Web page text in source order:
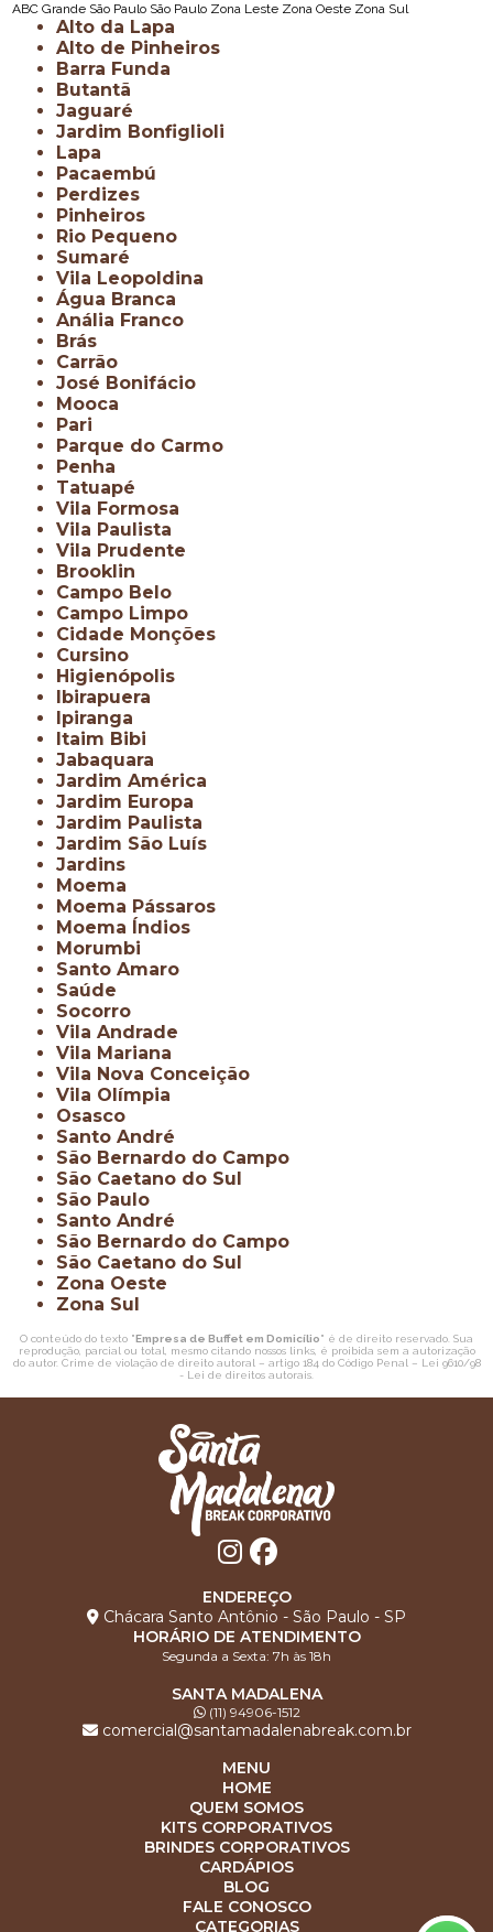
ABCGrande São Paulo São Paulo Zona Leste Zona Oeste Zona Sul
Alto da Lapa
Alto de Pinheiros
Barra Funda
Butantã
Jaguaré
Jardim Bonfiglioli
Lapa
Pacaembú
Perdizes
Pinheiros
Rio Pequeno
Sumaré
Vila Leopoldina
Água Branca
Anália Franco
Brás
Carrão
José Bonifácio
Mooca
Pari
Parque do Carmo
Penha
Tatuapé
Vila Formosa
Vila Paulista
Vila Prudente
Brooklin
Campo Belo
Campo Limpo
Cidade Monções
Cursino
Higienópolis
Ibirapuera
Ipiranga
Itaim Bibi
Jabaquara
Jardim América
Jardim Europa
Jardim Paulista
Jardim São Luís
Jardins
Moema
Moema Pássaros
Moema Índios
Morumbi
Santo Amaro
Saúde
Socorro
Vila Andrade
Vila Mariana
Vila Nova Conceição
Vila Olímpia
Osasco
Santo André
São Bernardo do Campo
São Caetano do Sul
São Paulo
Santo André
São Bernardo do Campo
São Caetano do Sul
Zona Oeste
Zona Sul
O conteúdo do texto " Empresa de Buffet em Domicílio" é de direito reservado. Sua
reprodução, parcial ou total, mesmo citando nossos links, é proibida sem a autorização
do autor. Crime de violação de direito autoral – artigo 184 do Código Penal – Lei 9610/98
- Lei de direitos autorais.
ENDEREÇO
Chácara Santo Antônio - São Paulo - SP
HORÁRIO DE ATENDIMENTO
Segunda a Sexta: 7h às 18h
SANTA MADALENA
(11) 94906-1512
comercial@santamadalenabreak.com.br
MENU
HOME
QUEM SOMOS
KITS CORPORATIVOS
BRINDES CORPORATIVOS
CARDÁPIOS
BLOG
FALE CONOSCO
CATEGORIAS